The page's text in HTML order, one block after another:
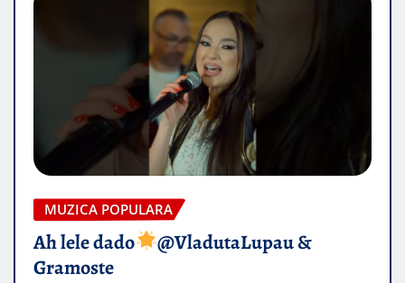
MUZICA POPULARA
Ah lele dado​
@VladutaLupau &
Gramoste